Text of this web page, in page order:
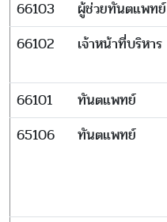
66103 ผู้ช่วยทันตแพทย์
66102
เจ้าหน้าที่บริหาร
66101
ทันตแพทย์
65106
ทันตแพทย์